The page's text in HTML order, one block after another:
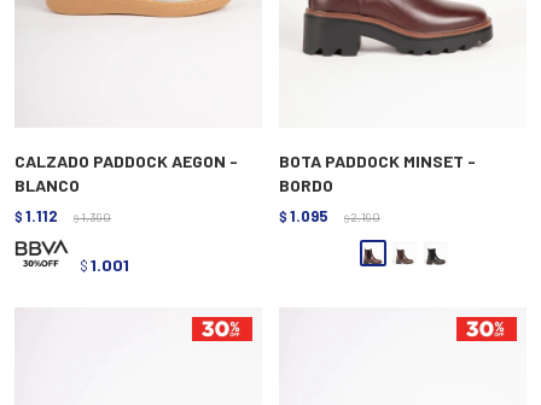
CALZADO PADDOCK AEGON -
BLANCO
$ 1.112 $ 1.390
$ 1.001
BOTA PADDOCK MINSET -
BORDO
$ 1.095 $ 2.190